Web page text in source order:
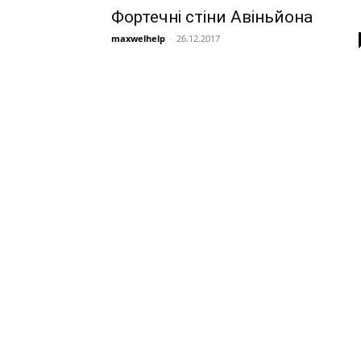
Фортечні стіни Авіньйона
maxwelhelp - 26.12.2017